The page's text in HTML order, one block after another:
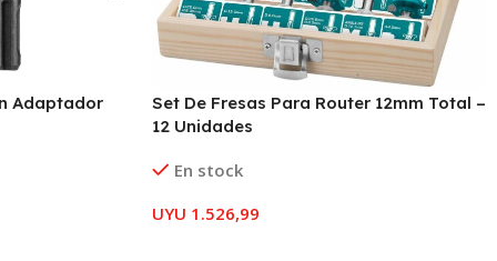
Adaptador
Set De Fresas Para Router 12mm Total –
12 Unidades
En stock
UYU 1.526,99